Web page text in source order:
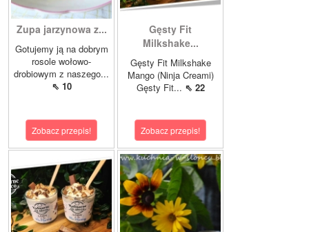
Zupa jarzynowa z...
Gotujemy ją na dobrym
rosole wołowo-
drobiowym z naszego...
⇖ 10
Zobacz przepis!
Gęsty Fit
Milkshake...
Gęsty Fit Milkshake
Mango (Ninja Creami)
Gęsty Fit... ⇖ 22
Zobacz przepis!